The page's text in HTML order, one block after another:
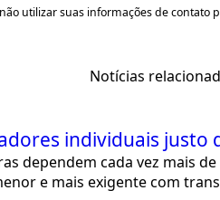
utilizar suas informações de contato
Notícias
individuais
dependem cada vez mais
e mais exigente com